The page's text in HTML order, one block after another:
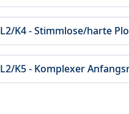
L2/K4 - Stimmlose/harte
L2/K5 - Komplexer